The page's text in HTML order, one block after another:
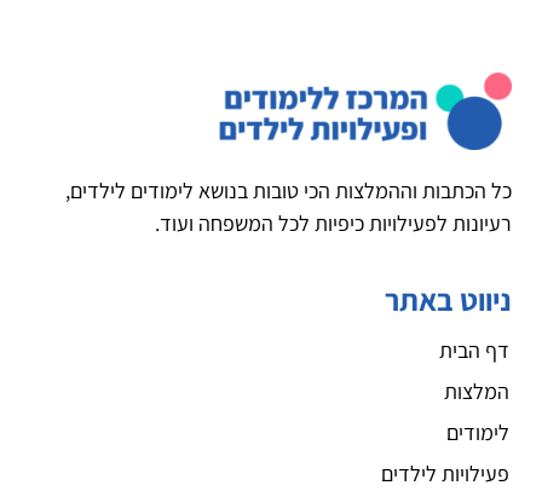
כל הכתבות וההמלצות הכי טובות בנושא לימודים לילדים,
רעיונות לפעילויות כיפיות לכל המשפחה ועוד.
ניווט באתר
דף הבית
המלצות
לימודים
פעילויות לילדים